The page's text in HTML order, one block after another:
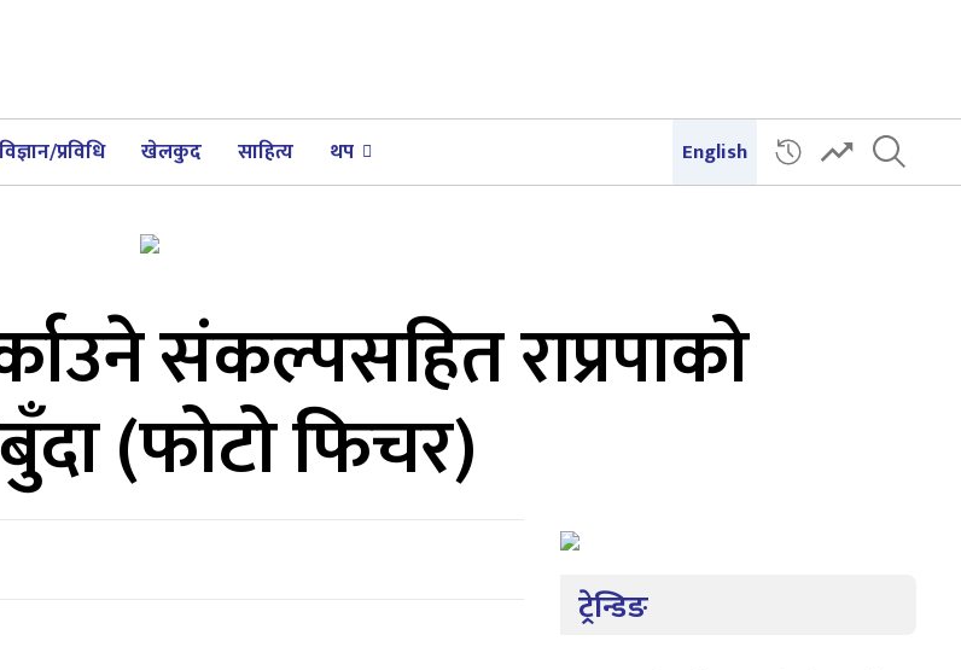
विज्ञान/प्रविधि खेलकुद साहित्य थप English
संकल्पसहित राप्रपाको
(फोटो फिचर)
ट्रेन्डिङ